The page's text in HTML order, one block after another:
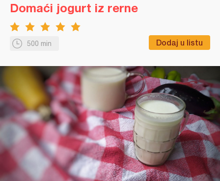
500 min Dodaj u listu
Domaći jogurt iz rerne